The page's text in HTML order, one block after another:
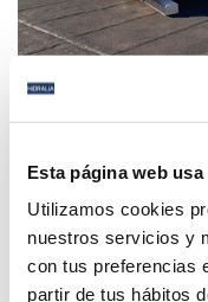
Esta página web
Utilizamos cookies
nuestros servicios y
con tus preferencias
partir de tus hábitos
Hidralia apuesta
Anterior